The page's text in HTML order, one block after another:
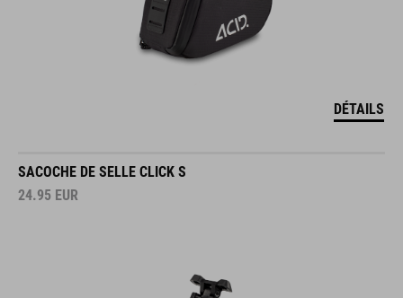
DÉTAILS
SACOCHE DE SELLE CLICK S
24.95 EUR